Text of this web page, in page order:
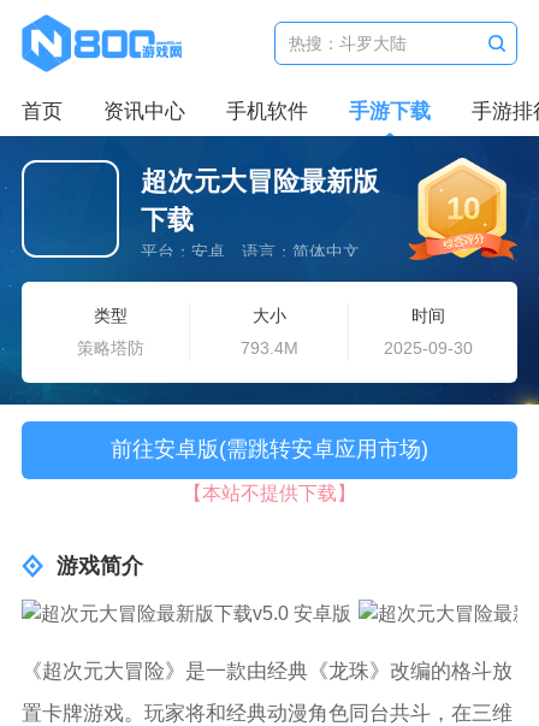
首页 资讯中心 手机软件 手游下载 手游排
超次元大冒险最新版
下载
平台：安卓 语言：简体中文
10
类型
策略塔防
大小
793.4M
时间
2025-09-30
前往安卓版(需跳转安卓应用市场)
【本站不提供下载】
游戏简介
《超次元大冒险》是一款由经典《龙珠》改编的格斗放
置卡牌游戏。玩家将和经典动漫角色同台共斗，在三维